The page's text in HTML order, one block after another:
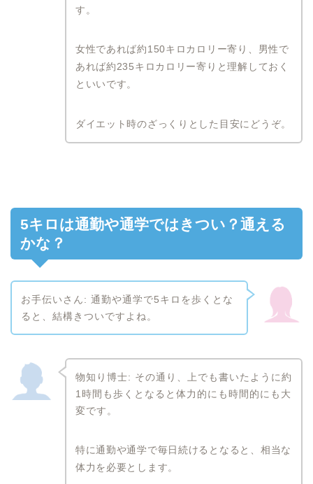
す。
女性であれば約150キロカロリー寄り、男性で
あれば約235キロカロリー寄りと理解しておく
といいです。
ダイエット時のざっくりとした目安にどうぞ。
5キロは通勤や通学ではきつい？通える
かな？
お手伝いさん: 通勤や通学で5キロを歩くとな
ると、結構きついですよね。
物知り博士: その通り、上でも書いたように約
1時間も歩くとなると体力的にも時間的にも大
変です。
特に通勤や通学で毎日続けるとなると、相当な
体力を必要とします。